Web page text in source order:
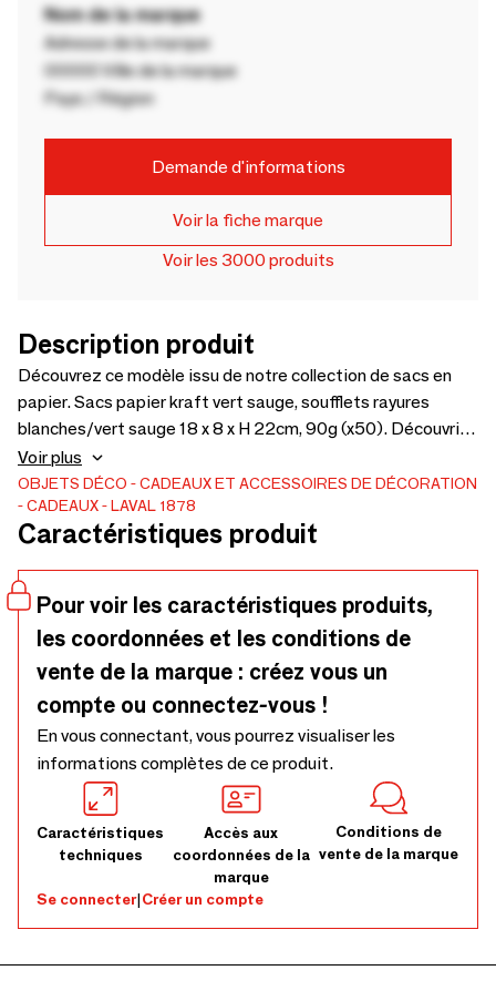
Nom de la marque
Adresse de la marque
00000 Ville de la marque
Pays / Région
Demande d'informations
Voir la fiche marque
Voir les 3000 produits
Description produit
Découvrez ce modèle issu de notre collection de sacs en
papier. Sacs papier kraft vert sauge, soufflets rayures
blanches/vert sauge 18 x 8 x H 22cm, 90g (x50). Découvrir
le produit
Voir plus
OBJETS DÉCO
CADEAUX ET ACCESSOIRES DE DÉCORATION
CADEAUX
LAVAL 1878
Caractéristiques produit
Pour voir les caractéristiques produits,
les coordonnées et les conditions de
vente de la marque : créez vous un
compte ou connectez-vous !
En vous connectant, vous pourrez visualiser les
informations complètes de ce produit.
Caractéristiques
techniques
Accès aux
coordonnées de la
marque
Conditions de
vente de la marque
Se connecter|Créer un compte